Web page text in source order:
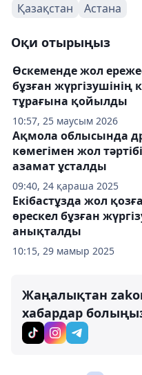
Қазақстан Астана
Оқи отырыңыз
10:57, 25 маусым 2026
Өскеменде жол
бұзған жүргізушінің
тұрағына қойылды
09:40, 24 қараша 2025
Ақмола облысында
көмегімен жол
азамат ұсталды
10:15, 29 мамыр 2025
Екібастұзда жол
өрескел бұзған
анықталды
Жаңалықтан
хабардар